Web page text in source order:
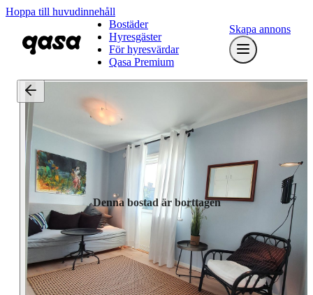
Hoppa till huvudinnehåll
Bostäder
Hyresgäster
För hyresvärdar
Qasa Premium
Skapa annons
Denna bostad är borttagen